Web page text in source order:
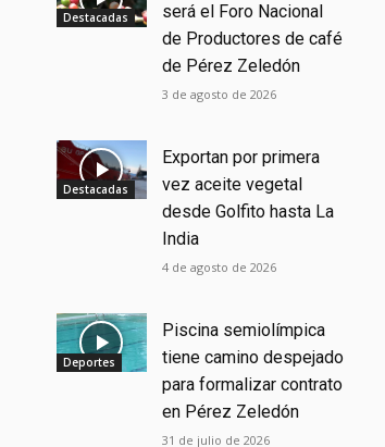
Destacadas
será el Foro Nacional
de Productores de café
de Pérez Zeledón
3 de agosto de 2026
Destacadas
Exportan por primera
vez aceite vegetal
desde Golfito hasta La
India
4 de agosto de 2026
Deportes
Piscina semiolímpica
tiene camino despejado
para formalizar contrato
en Pérez Zeledón
31 de julio de 2026